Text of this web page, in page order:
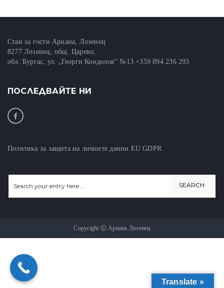
Стаи за гости Ариана, Лозенец
8277 Лозенец, общ. Царево,
обл. Бургас, ул. „Георги Кондолов” №13 +359 894 236 293
ПОСЛЕДВАЙТЕ НИ
Политика за защита на личните данни EU GDPR
Copyright Ⓒ Ариана Лозенец
Translate »